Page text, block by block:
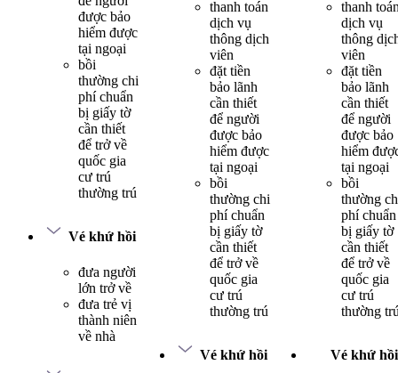
được bảo
hiểm được
tại ngoại
bồi
thường chi
phí chuẩn
bị giấy tờ
cần thiết
để trở về
quốc gia
cư trú
thường trú
Vé khứ hồi
đưa người
lớn trở về
đưa trẻ vị
thành niên
về nhà
thanh toán
dịch vụ
thông dịch
viên
đặt tiền
bảo lãnh
cần thiết
để người
được bảo
hiểm được
tại ngoại
bồi
thường chi
phí chuẩn
bị giấy tờ
cần thiết
để trở về
quốc gia
cư trú
thường trú
Vé khứ hồi
thanh
dịch vụ
thông
viên
đặt tiền
bảo lãnh
cần thiết
để người
được bảo
hiểm
tại ngoại
bồi
thường
phí chuẩn
bị giấy tờ
cần thiết
để trở về
quốc gia
cư trú
thường
Vé khứ hồi